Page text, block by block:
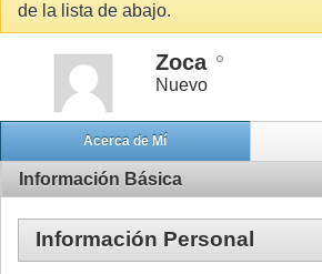
de la lista de abajo.
Zoca
Nuevo
Acerca de Mí
Información Básica
Información Personal